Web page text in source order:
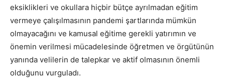
eksiklikleri ve okullara hiçbir bütçe ayrılmadan eğitim
vermeye çalışılmasının pandemi şartlarında mümkün
olmayacağını ve kamusal eğitime gerekli yatırımın ve
önemin verilmesi mücadelesinde öğretmen ve örgütünün
yanında velilerin de talepkar ve aktif olmasının önemli
olduğunu vurguladı.